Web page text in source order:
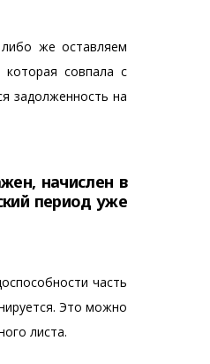
же оставляем
которая совпала с
задолженность на
начислен в
период уже
часть
Это можно
листа.